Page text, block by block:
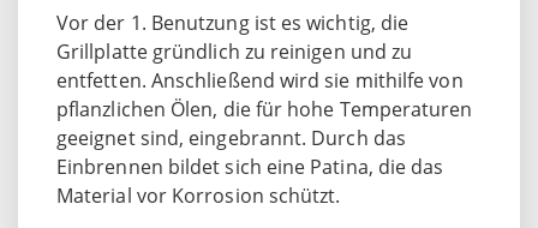
Vor der 1. Benutzung ist es wichtig, die
Grillplatte gründlich zu reinigen und zu
entfetten. Anschließend wird sie mithilfe von
pflanzlichen Ölen, die für hohe Temperaturen
geeignet sind, eingebrannt. Durch das
Einbrennen bildet sich eine Patina, die das
Material vor Korrosion schützt.